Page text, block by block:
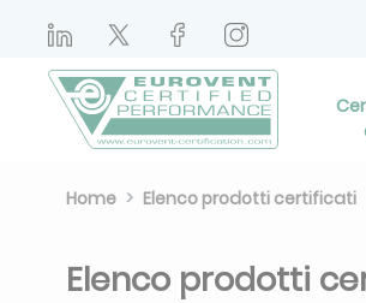
Home Elenco prodotti certificati
Elenco prodotti